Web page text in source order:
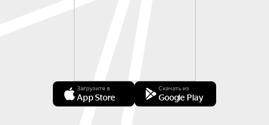
Загрузите в
App Store
Скачать из
Google Play